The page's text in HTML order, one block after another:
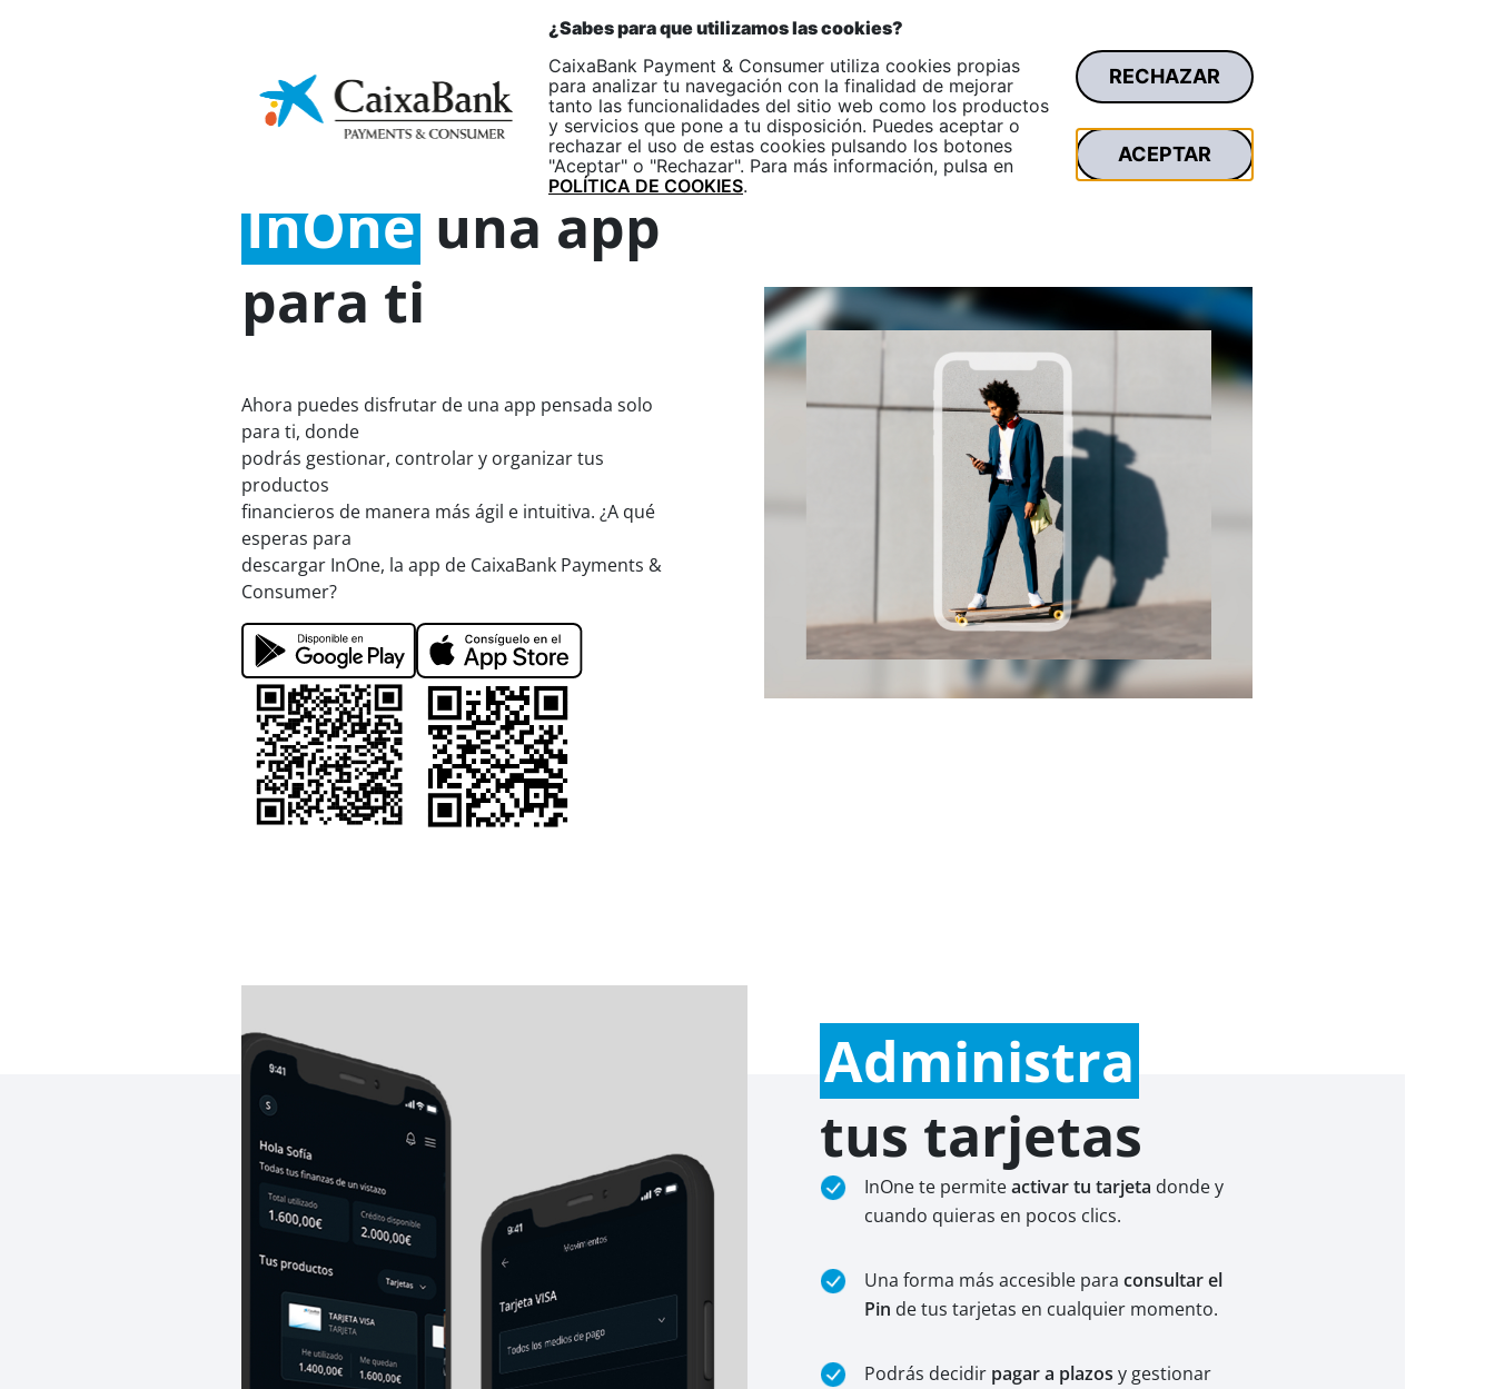
ES
Empresas Particulares Área privada Buscar
CaixaBank Payments & Consumer App
InOne una app
para ti
Ahora puedes disfrutar de una app pensada solo
para ti, donde
podrás gestionar, controlar y organizar tus
productos
financieros de manera más ágil e intuitiva. ¿A qué
esperas para
descargar InOne, la app de CaixaBank Payments &
Consumer?
Administra
tus tarjetas
InOne te permiteactivar tu tarjeta donde y
cuando quieras en pocos clics.
Una forma más accesible para consultar el
Pin de tus tarjetas en cualquier momento.
Podrás decidir pagar a plazos y gestionar
¿Sabes para que utilizamos las cookies?
CaixaBank Payment & Consumer utiliza cookies propias
para analizar tu navegación con la finalidad de mejorar
tanto las funcionalidades del sitio web como los productos
y servicios que pone a tu disposición. Puedes aceptar o
rechazar el uso de estas cookies pulsando los botones
"Aceptar" o "Rechazar". Para más información, pulsa en
POLÍTICA DE COOKIES.
RECHAZAR
ACEPTAR